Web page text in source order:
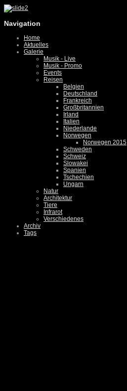
Navigation
Home
Aktuelles
Galerie
Musik - Live
Musik - Promo
Events
Reisen
Belgien
Deutschland
Frankreich
Großbritannien
Irland
Italien
Niederlande
Norwegen
Norwegen 2015
Schweden
Schweiz
Slowakei
Spanien
Tschechien
Ungarn
Natur
Architektur
Tiere
Infrarot
Verschiedenes
Archiv
Tags